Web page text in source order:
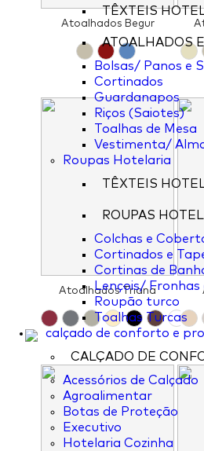
TÊXTEIS
ATOALHADOS
Bolsas/ Panos e
Cortinados
Guardanapos
Riços (Saiotes)
Toalhas de Mesa
Vestimenta/
Roupas Hotelaria
TÊXTEIS
ROUPAS
Colchas e
Cortinados e
Cortinas de
Lençois/
Roupão turco
Toalhas Turcas
calçado de conforto e
CALÇADO DE
Acessórios de Calçado
Agroalimentar
Botas de Proteção
Executivo
Hotelaria Cozinha
Atoalhados Begur
Atoalhados Triana